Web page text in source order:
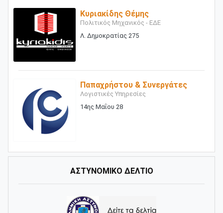
Κυριακίδης Θέμης
Πολιτικός Μηχανικός - ΕΔΕ
Λ. Δημοκρατίας 275
Παπαχρήστου & Συνεργάτες
Λογιστικές Υπηρεσίες
14ης Μαΐου 28
ΑΣΤΥΝΟΜΙΚΟ ΔΕΛΤΙΟ